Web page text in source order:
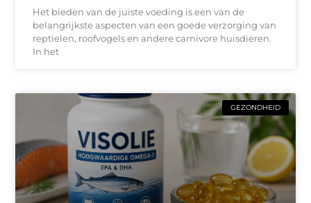
Het bieden van de juiste voeding is een van de
belangrijkste aspecten van een goede verzorging van
reptielen, roofvogels en andere carnivore huisdieren.
In het
GEZONDHEID